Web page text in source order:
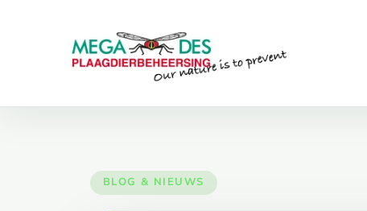
Skip to main content